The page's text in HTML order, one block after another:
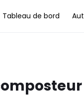
Tableau de bord